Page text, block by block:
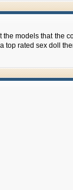
models that
top rated sex doll